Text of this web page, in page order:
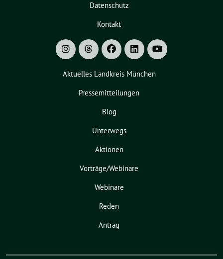
Datenschutz
Kontakt
Aktuelles Landkreis München
Pressemitteilungen
Blog
Unterwegs
Aktionen
Vorträge/Webinare
Webinare
Reden
Antrag